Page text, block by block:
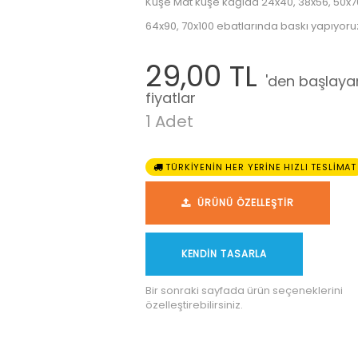
64x90, 70x100 ebatlarında baskı
29,00 TL 'den
fiyatlar
1 Adet
TÜRKİYENİN HER YERİNE HIZLI TESLİMAT
ÜRÜNÜ ÖZELLEŞTİR
KENDİN TASARLA
Bir sonraki sayfada ürün seçeneklerini
özelleştirebilirsiniz.